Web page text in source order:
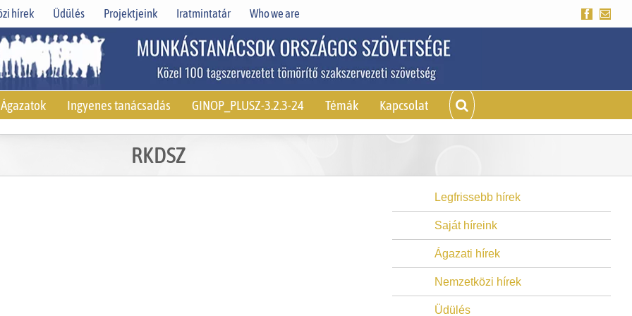
hírek Üdülés Projektjeink Iratmintatár Who we are Facebook
Ágazatok Ingyenes tanácsadás GINOP_PLUSZ-3.2.3-24 Témák Kapcsolat
RKDSZ
Legfrissebb hírek
Saját híreink
Ágazati hírek
Nemzetközi hírek
Üdülés